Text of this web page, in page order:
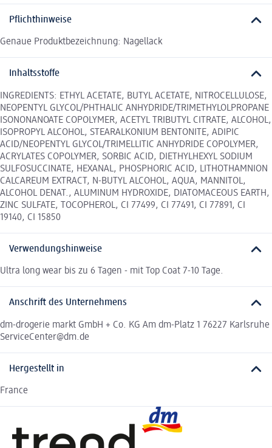
Pflichthinweise
Genaue Produktbezeichnung: Nagellack
Inhaltsstoffe
INGREDIENTS: ETHYL ACETATE, BUTYL ACETATE, NITROCELLULOSE,
NEOPENTYL GLYCOL/PHTHALIC ANHYDRIDE/TRIMETHYLOLPROPANE
ISONONANOATE COPOLYMER, ACETYL TRIBUTYL CITRATE, ALCOHOL,
ISOPROPYL ALCOHOL, STEARALKONIUM BENTONITE, ADIPIC
ACID/NEOPENTYL GLYCOL/TRIMELLITIC ANHYDRIDE COPOLYMER,
ACRYLATES COPOLYMER, SORBIC ACID, DIETHYLHEXYL SODIUM
SULFOSUCCINATE, HEXANAL, PHOSPHORIC ACID, LITHOTHAMNION
CALCAREUM EXTRACT, N-BUTYL ALCOHOL, AQUA, MANNITOL,
ALCOHOL DENAT., ALUMINUM HYDROXIDE, DIATOMACEOUS EARTH,
ZINC SULFATE, TOCOPHEROL, CI 77499, CI 77491, CI 77891, CI
19140, CI 15850
Verwendungshinweise
Ultra long wear bis zu 6 Tagen - mit Top Coat 7-10 Tage.
Anschrift des Unternehmens
dm-drogerie markt GmbH + Co. KG Am dm-Platz 1 76227 Karlsruhe
ServiceCenter@dm.de
Hergestellt in
France